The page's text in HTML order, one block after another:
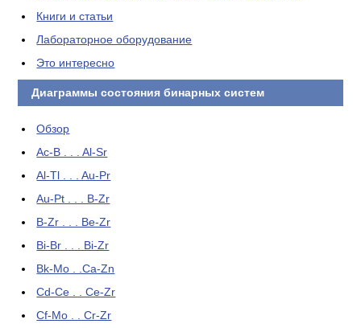
Книги и статьи
Лабораторное оборудование
Это интересно
Диаграммы состояния бинарных систем
Обзор
Ac-B . . . Al-Sr
Al-Tl . . . Au-Pr
Au-Pt . . . B-Zr
B-Zr . . . Be-Zr
Bi-Br . . . Bi-Zr
Bk-Mo . .Ca-Zn
Cd-Ce . . Ce-Zr
Cf-Mo . . Cr-Zr